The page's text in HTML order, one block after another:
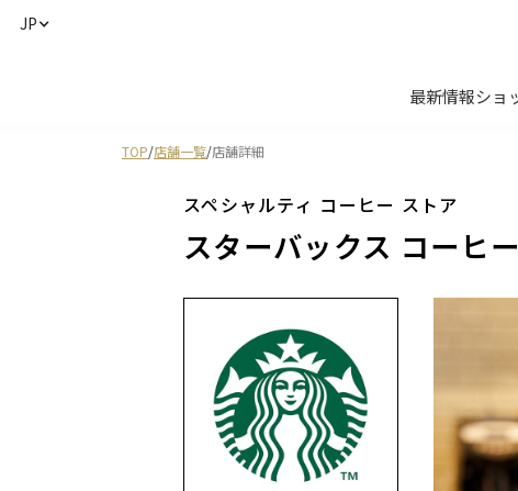
JP
最新情報ショ
TOP/店舗一覧/店舗詳細
スペシャルティ コーヒー ストア
スターバックス コーヒ